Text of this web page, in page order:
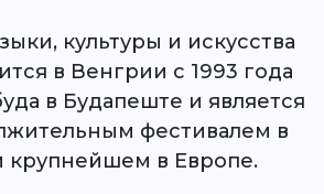
культуры и искусства
в Венгрии с 1993 года
в Будапеште и является
фестивалем в
в Европе.